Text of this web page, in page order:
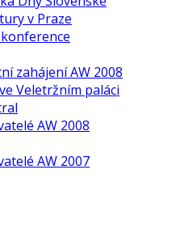
v Praze
zahájení AW 2008
Veletržním paláci
AW 2008
AW 2007